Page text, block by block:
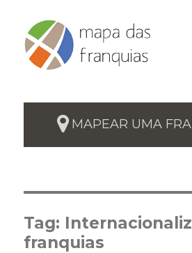
MAPEAR UMA
Tag:
franquias